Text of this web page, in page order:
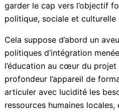
dépendance.
une classe politique
une politique publique de
économique, jusqu’à rendre
du système actuel et ouvrir
souveraineté. S’il est
l’urgence du quotidien